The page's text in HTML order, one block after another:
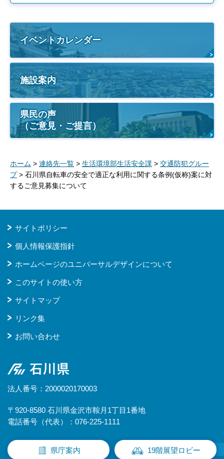
イベントカレンダー
施設案内
県民の声
（ご意見・ご提言）
ホーム > 連絡先一覧 > 生活環境部生活安全課 > 交通防犯グルー
プ> 石川県自転車の安全で適正な利用に関する条例(仮称)案に対
するご意見募集について
サイトポリシー
個人情報保護指針
ホームページのユニバーサルデザインについて
このサイトの使い方
サイトマップ
リンク集
お問い合わせ
石川県
法人番号：2000020170003
〒920-8580 石川県金沢市鞍月1丁目1番地
電話番号（代表）：076-225-1111
県庁案内 19階展望ロビー